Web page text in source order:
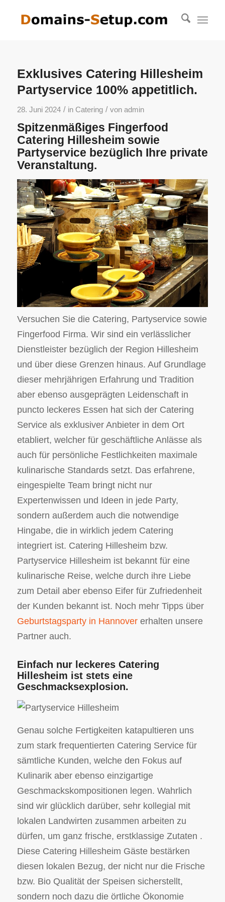
Exklusives Catering Hillesheim
Partyservice 100% appetitlich.
28. Juni 2024 / in Catering / von admin
Spitzenmäßiges Fingerfood
Catering Hillesheim sowie
Partyservice bezüglich Ihre private
Veranstaltung.
Versuchen Sie die Catering, Partyservice sowie
Fingerfood Firma. Wir sind ein verlässlicher
Dienstleister bezüglich der Region Hillesheim
und über diese Grenzen hinaus. Auf Grundlage
dieser mehrjährigen Erfahrung und Tradition
aber ebenso ausgeprägten Leidenschaft in
puncto leckeres Essen hat sich der Catering
Service als exklusiver Anbieter in dem Ort
etabliert, welcher für geschäftliche Anlässe als
auch für persönliche Festlichkeiten maximale
kulinarische Standards setzt. Das erfahrene,
eingespielte Team bringt nicht nur
Expertenwissen und Ideen in jede Party,
sondern außerdem auch die notwendige
Hingabe, die in wirklich jedem Catering
integriert ist. Catering Hillesheim bzw.
Partyservice Hillesheim ist bekannt für eine
kulinarische Reise, welche durch ihre Liebe
zum Detail aber ebenso Eifer für Zufriedenheit
der Kunden bekannt ist. Noch mehr Tipps über
Geburtstagsparty in Hannovererhalten unsere
Partner auch.
Einfach nur leckeres Catering
Hillesheim ist stets eine
Geschmacksexplosion.
Genau solche Fertigkeiten katapultieren uns
zum stark frequentierten Catering Service für
sämtliche Kunden, welche den Fokus auf
Kulinarik aber ebenso einzigartige
Geschmackskompositionen legen. Wahrlich
sind wir glücklich darüber, sehr kollegial mit
lokalen Landwirten zusammen arbeiten zu
dürfen, um ganz frische, erstklassige Zutaten .
Diese Catering Hillesheim Gäste bestärken
diesen lokalen Bezug, der nicht nur die Frische
bzw. Bio Qualität der Speisen sicherstellt,
sondern noch dazu die örtliche Ökonomie